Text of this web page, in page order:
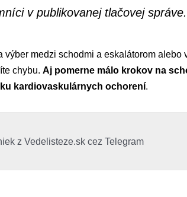
v publikovanej tlačovej správe.
výber medzi schodmi a eskalátorom alebo
chybu. Aj pomerne málo krokov na
kardiovaskulárnych ochorení.
z Vedelisteze.sk cez Telegram